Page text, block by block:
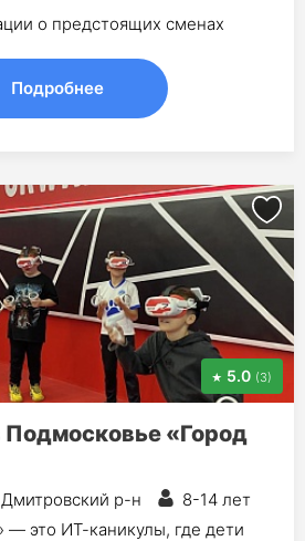
о предстоящих сменах
Подробнее
5.0 (3)
«Город
р-н
8-14 лет
— это ИТ-каникулы, где дети